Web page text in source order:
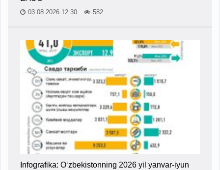
03.08.2026 12:30 582
Infografika: O‘zbekistonning 2026 yil yanvar-iyun